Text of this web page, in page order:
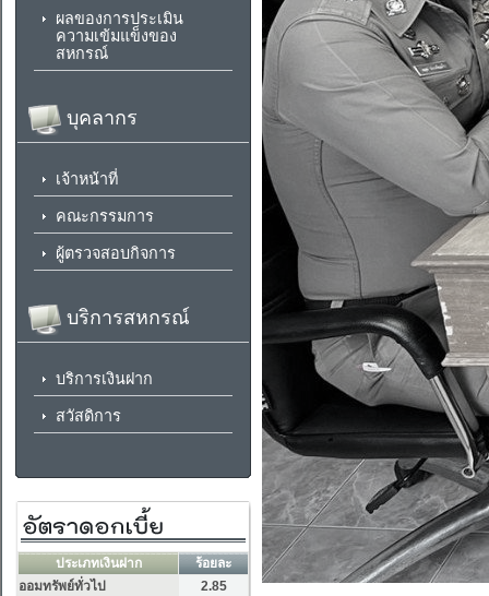
ผลของการประเมิน
ความเข้มแข็งของ
สหกรณ์
บุคลากร
เจ้าหน้าที่
คณะกรรมการ
ผู้ตรวจสอบกิจการ
บริการสหกรณ์
บริการเงินฝาก
สวัสดิการ